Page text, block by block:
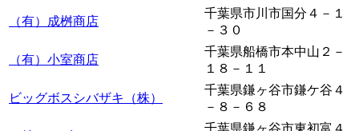
（有）成桝商店
千葉県市川市国分４－１
－３０
（有）小室商店
千葉県船橋市本中山２－
１８－１１
ビッグボスシバザキ（株）
千葉県鎌ヶ谷市鎌ケ谷４
－８－６８